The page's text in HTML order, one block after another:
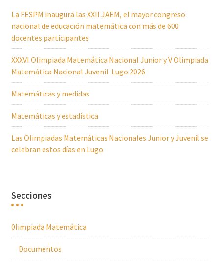
La FESPM inaugura las XXII JAEM, el mayor congreso
nacional de educación matemática con más de 600
docentes participantes
XXXVI Olimpiada Matemática Nacional Junior y V Olimpiada
Matemática Nacional Juvenil. Lugo 2026
Matemáticas y medidas
Matemáticas y estadística
Las Olimpiadas Matemáticas Nacionales Junior y Juvenil se
celebran estos días en Lugo
Secciones
0limpiada Matemática
Documentos